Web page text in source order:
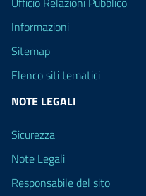
Informazioni
Sitemap
Elenco siti tematici
NOTE LEGALI
Sicurezza
Note Legali
Responsabile del sito